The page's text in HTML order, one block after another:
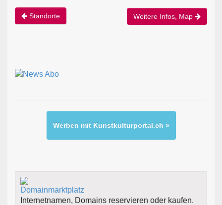
Standorte Weitere Infos, Map
Werben mit Kunstkulturportal.ch »
Internetnamen, Domains reservieren oder kaufen.